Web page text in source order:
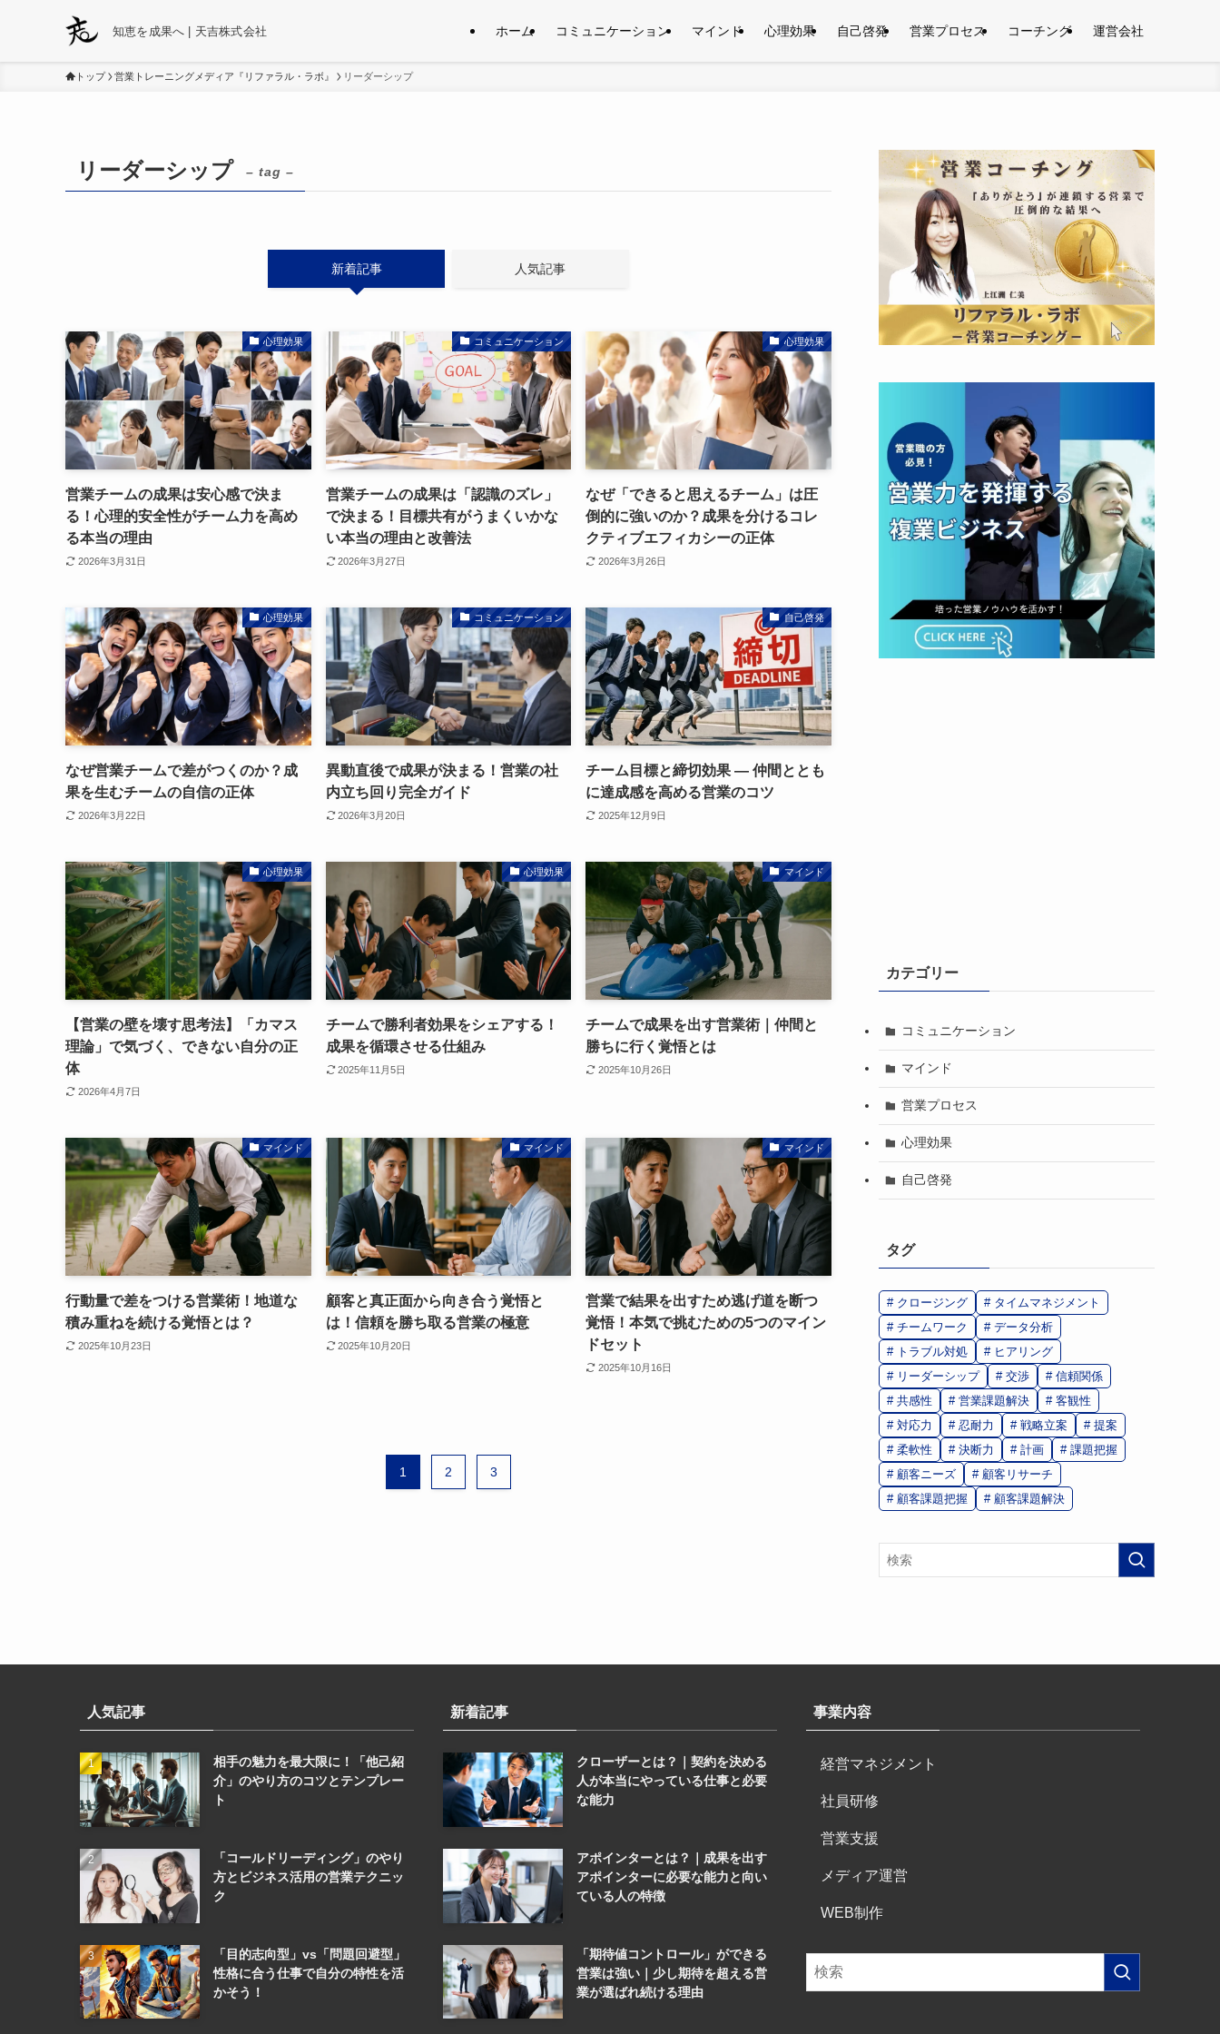
知恵を成果へ | 天吉株式会社 ホーム コミュニケーション マインド 心理効果 自己啓発 営業プロセス コーチング 運営会社
トップ 営業トレーニングメディア『リファラル・ラボ』 リーダーシップ
リーダーシップ – tag –
新着記事 人気記事
心理効果
営業チームの成果は安心感で決ま
る！心理的安全性がチーム力を高め
る本当の理由
2026年3月31日
コミュニケーション
営業チームの成果は「認識のズレ」
で決まる！目標共有がうまくいかな
い本当の理由と改善法
2026年3月27日
心理効果
なぜ「できると思えるチーム」は圧
倒的に強いのか？成果を分けるコレ
クティブエフィカシーの正体
2026年3月26日
心理効果
なぜ営業チームで差がつくのか？成
果を生むチームの自信の正体
2026年3月22日
コミュニケーション
異動直後で成果が決まる！営業の社
内立ち回り完全ガイド
2026年3月20日
自己啓発
チーム目標と締切効果 ― 仲間ととも
に達成感を高める営業のコツ
2025年12月9日
心理効果
【営業の壁を壊す思考法】「カマス
理論」で気づく、できない自分の正
体
2026年4月7日
心理効果
チームで勝利者効果をシェアする！
成果を循環させる仕組み
2025年11月5日
マインド
チームで成果を出す営業術｜仲間と
勝ちに行く覚悟とは
2025年10月26日
マインド
行動量で差をつける営業術！地道な
積み重ねを続ける覚悟とは？
2025年10月23日
マインド
顧客と真正面から向き合う覚悟と
は！信頼を勝ち取る営業の極意
2025年10月20日
マインド
営業で結果を出すため逃げ道を断つ
覚悟！本気で挑むための5つのマイン
ドセット
2025年10月16日
1 2 3
カテゴリー
コミュニケーション
マインド
営業プロセス
心理効果
自己啓発
タグ
クロージング
タイムマネジメント
チームワーク
データ分析
トラブル対処
ヒアリング
リーダーシップ
交渉
信頼関係
共感性
営業課題解決
客観性
対応力
忍耐力 戦略立案
提案
柔軟性
決断力 計画
課題把握
顧客ニーズ
顧客リサーチ
顧客課題把握
顧客課題解決
人気記事
相手の魅力を最大限に！「他己紹
介」のやり方のコツとテンプレー
ト
「コールドリーディング」のやり
方とビジネス活用の営業テクニッ
ク
「目的志向型」vs「問題回避型」
性格に合う仕事で自分の特性を活
かそう！
新着記事
クローザーとは？｜契約を決める
人が本当にやっている仕事と必要
な能力
アポインターとは？｜成果を出す
アポインターに必要な能力と向い
ている人の特徴
「期待値コントロール」ができる
営業は強い｜少し期待を超える営
業が選ばれ続ける理由
事業内容
経営マネジメント
社員研修
営業支援
メディア運営
WEB制作